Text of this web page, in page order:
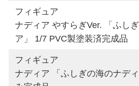
フィギュア
ナディア やすらぎVer. 「ふし
ア」 1/7 PVC製塗装済完成品
フィギュア
ナディア 「ふしぎの海のナデ